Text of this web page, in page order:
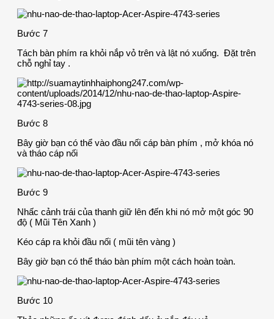
Bước 7
Tách bàn phím ra khỏi nắp vỏ trên và lật nó xuống. Đặt trên
chỗ nghỉ tay .
Bước 8
Bây giờ bạn có thể vào đầu nối cáp bàn phím , mở khóa nó
và tháo cáp nối
Bước 9
Nhấc cảnh trái của thanh giữ lên đến khi nó mở một góc 90
độ ( Mũi Tên Xanh )
Kéo cáp ra khỏi đầu nối ( mũi tên vàng )
Bây giờ bạn có thể tháo bàn phím một cách hoàn toàn.
Bước 10